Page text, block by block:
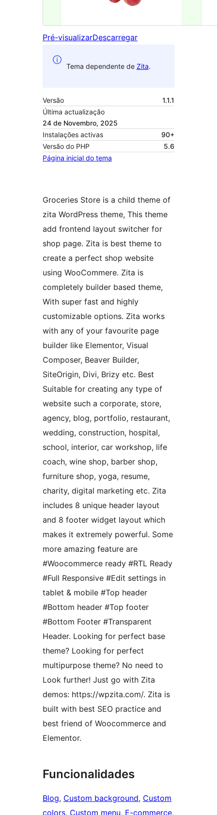
Pré-visualizarDescarregar
Tema dependente de Zita.
Versão
1.1.1
Última actualização
24 de Novembro, 2025
Instalações activas
90+
Versão do PHP
5.6
Página inicial do tema
Groceries Store is a child theme of
zita WordPress theme, This theme
add frontend layout switcher for
shop page. Zita is best theme to
create a perfect shop website
using WooCommere. Zita is
completely builder based theme,
With super fast and highly
customizable options. Zita works
with any of your favourite page
builder like Elementor, Visual
Composer, Beaver Builder,
SiteOrigin, Divi, Brizy etc. Best
Suitable for creating any type of
website such a corporate, store,
agency, blog, portfolio, restaurant,
wedding, construction, hospital,
school, interior, car workshop, life
coach, wine shop, barber shop,
furniture shop, yoga, resume,
charity, digital marketing etc. Zita
includes 8 unique header layout
and 8 footer widget layout which
makes it extremely powerful. Some
more amazing feature are
#Woocommerce ready #RTL Ready
#Full Responsive #Edit settings in
tablet & mobile #Top header
#Bottom header #Top footer
#Bottom Footer #Transparent
Header. Looking for perfect base
theme? Looking for perfect
multipurpose theme? No need to
Look further! Just go with Zita
demos: https://wpzita.com/. Zita is
built with best SEO practice and
best friend of Woocommerce and
Elementor.
Funcionalidades
Blog, Custom background, Custom
colors, Custom menu, E-commerce